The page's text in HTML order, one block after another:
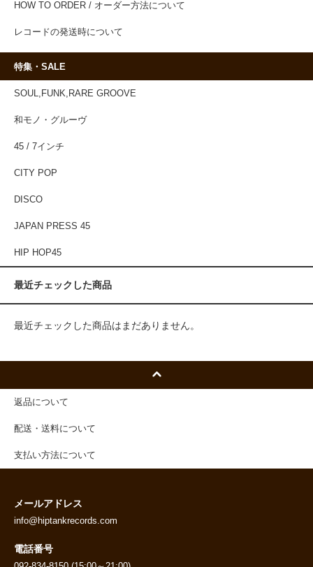
HOW TO ORDER / オーダー方法について
レコードの発送時について
特集・SALE
SOUL,FUNK,RARE GROOVE
和モノ・グルーヴ
45 / 7インチ
CITY POP
DISCO
JAPAN PRESS 45
HIP HOP45
最近チェックした商品
最近チェックした商品はまだありません。
返品について
配送・送料について
支払い方法について
メールアドレス
info@hiptankrecords.com
電話番号